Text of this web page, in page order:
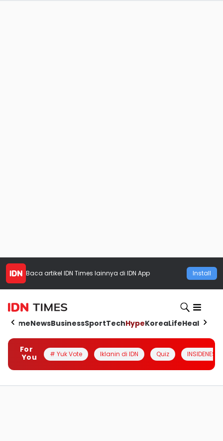
Baca artikel IDN Times lainnya di IDN App Install
HomeNewsBusinessSportTechHypeKoreaLifeHealth
For
You
# Yuk Vote Iklanin di IDN Quiz INSIDENESIA